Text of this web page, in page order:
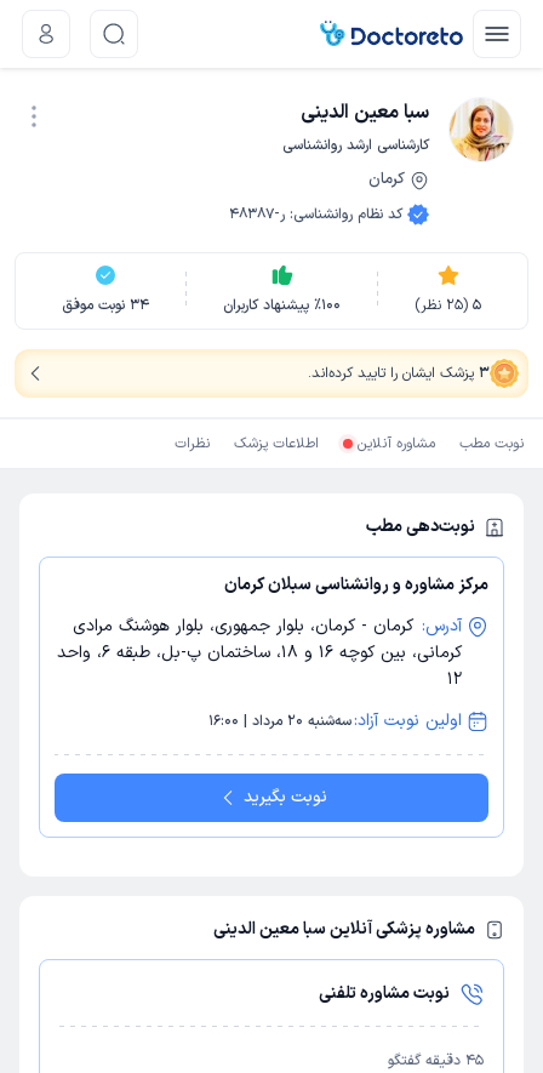
سبا معین الدینی
کارشناسی ارشد روانشناسی
کرمان
کد نظام روانشناسی: ر-48387
5
(
25 نظر) ٪100 پیشنهاد کاربران 34 نوبت موفق
3 پزشک ایشان را تایید کرده‌اند.
نوبت مطب مشاوره آنلاین اطلاعات پزشک نظرات
نوبت‌دهی مطب
مرکز مشاوره و روانشناسی سبلان کرمان
آدرس: کرمان - کرمان، بلوار جمهوری، بلوار هوشنگ مرادی
کرمانی، بین کوچه 16 و 18، ساختمان پ-بل، طبقه 6، واحد
12
اولین نوبت آزاد:سه‌شنبه 20 مرداد | 16:00
نوبت بگیرید
مشاوره پزشکی آنلاین سبا معین الدینی
نوبت مشاوره تلفنی
45 دقیقه گفتگو